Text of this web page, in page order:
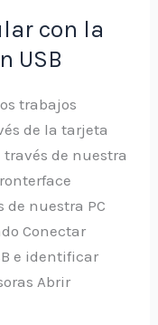
con la
USB
trabajos
de la tarjeta
de nuestra
nuestra PC
Conectar
e identificar
Abrir